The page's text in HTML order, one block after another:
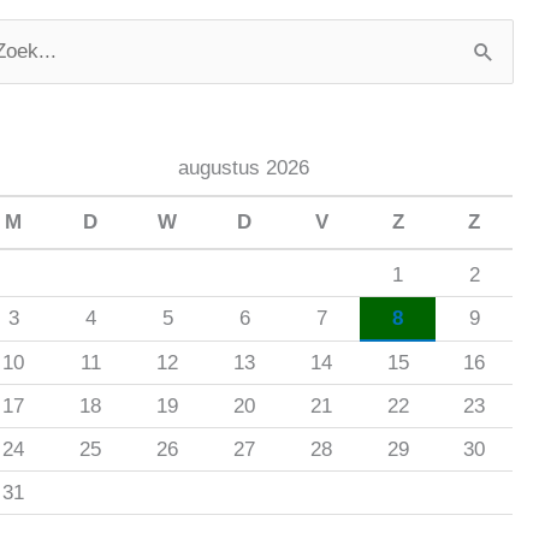
augustus 2026
M D W D V Z Z
1
2
3
4 5 6 7 8
9
10
11 12 13 14 15
16
17
18 19 20 21 22
23
24
25 26 27 28 29
30
31